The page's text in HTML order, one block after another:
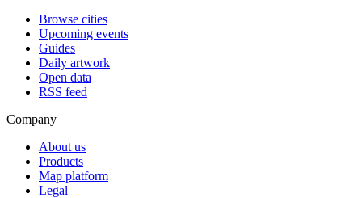
Browse cities
Upcoming events
Guides
Daily artwork
Open data
RSS feed
Company
About us
Products
Map platform
Legal